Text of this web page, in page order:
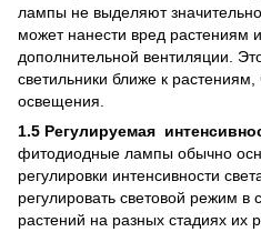
лампы не выделяют
может нанести вред растениям
дополнительной вентиляции.
светильники ближе к
освещения.
1.5 Регулируемая
фитодиодные лампы обычно
регулировки интенсивности
регулировать световой режим в
растений на разных стадиях их